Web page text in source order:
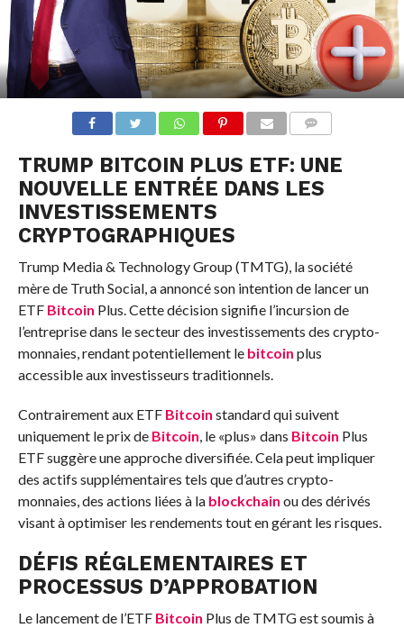
TRUMP BITCOIN PLUS ETF: UNE
NOUVELLE ENTRÉE DANS LES
INVESTISSEMENTS
CRYPTOGRAPHIQUES
Trump Media & Technology Group (TMTG), la société
mère de Truth Social, a annoncé son intention de lancer un
ETF Bitcoin Plus. Cette décision signifie l’incursion de
l’entreprise dans le secteur des investissements des crypto-
monnaies, rendant potentiellement le bitcoin plus
accessible aux investisseurs traditionnels.
Contrairement aux ETF Bitcoin standard qui suivent
uniquement le prix de Bitcoin, le «plus» dans Bitcoin Plus
ETF suggère une approche diversifiée. Cela peut impliquer
des actifs supplémentaires tels que d’autres crypto-
monnaies, des actions liées à la blockchain ou des dérivés
visant à optimiser les rendements tout en gérant les risques.
DÉFIS RÉGLEMENTAIRES ET
PROCESSUS D’APPROBATION
Le lancement de l’ETF Bitcoin Plus de TMTG est soumis à